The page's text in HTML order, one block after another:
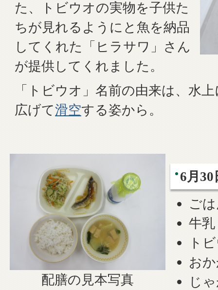
た、トビウオの実物を子供た
ちが見れるようにと魚を納品
してくれた「ヒラサワ」さん
が提供してくれました。
「トビウオ」名前の由来は、水
広げて滑空する姿から。
配膳の見本写真
6月30
ご
牛乳
ト
お
じ